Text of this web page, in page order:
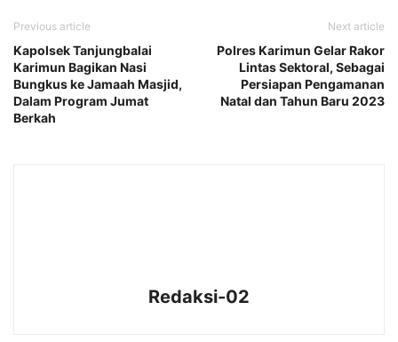
Previous article
Kapolsek Tanjungbalai
Karimun Bagikan Nasi
Bungkus ke Jamaah Masjid,
Dalam Program Jumat
Berkah
Next article
Polres Karimun Gelar Rakor
Lintas Sektoral, Sebagai
Persiapan Pengamanan
Natal dan Tahun Baru 2023
Redaksi-02